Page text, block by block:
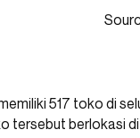
517 toko di
tersebut berlokasi